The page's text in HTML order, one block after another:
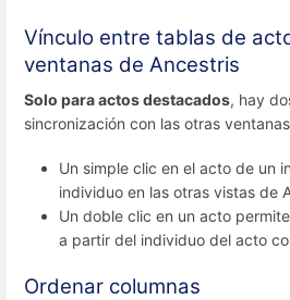
Vínculo entre tablas de
ventanas de Ancestris
Solo para actos destacados, hay
sincronización con las otras
Un simple clic en el acto de un
individuo en las otras vistas de
Un doble clic en un acto
a partir del individuo del acto
Ordenar columnas